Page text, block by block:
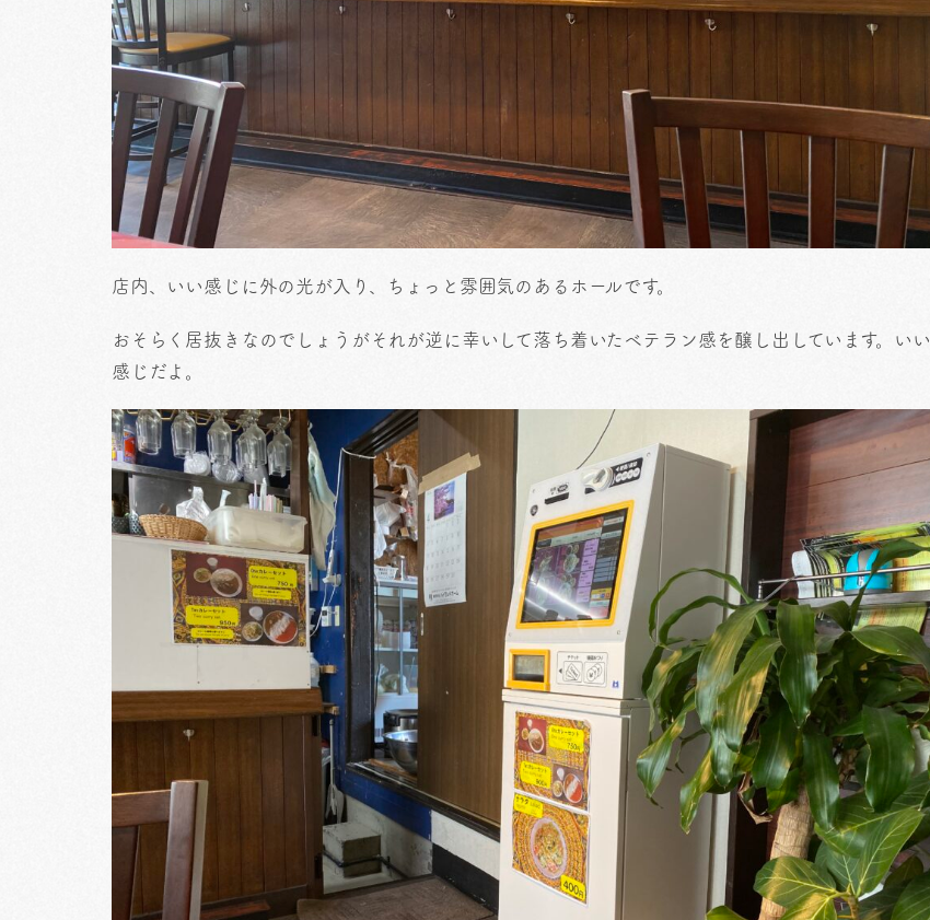
店内、いい感じに外の光が入り、ちょっと雰囲気のあるホールです。
おそらく居抜きなのでしょうがそれが逆に幸いして落ち着いたベテラン感を醸し出しています。いい
感じだよ。